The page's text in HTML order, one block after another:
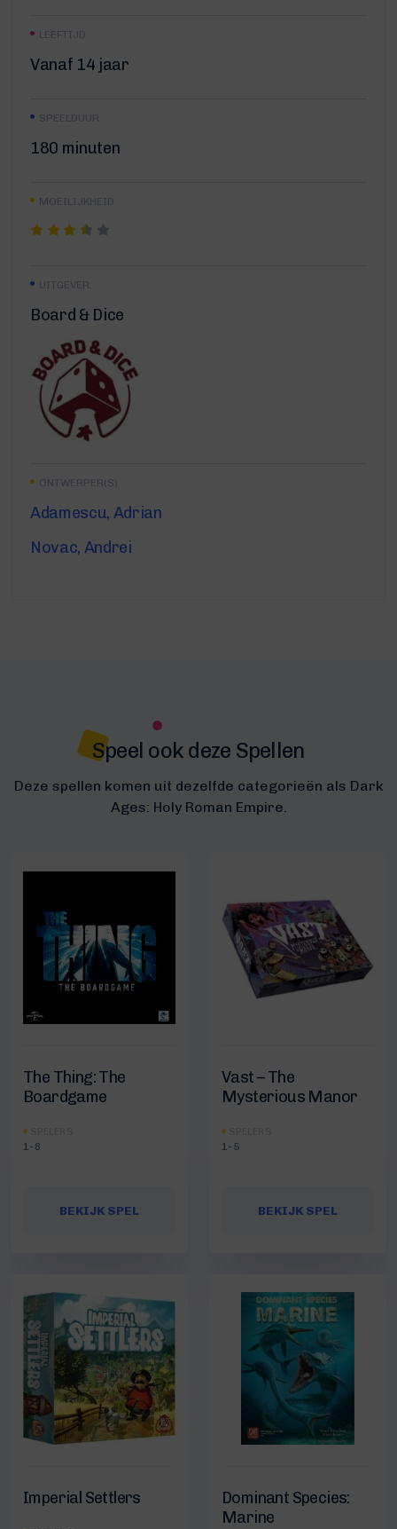
LEEFTIJD
Vanaf 14 jaar
SPEELDUUR
180 minuten
MOEILIJKHEID
UITGEVER:
Board & Dice
ONTWERPER(S)
Adamescu, Adrian
Novac, Andrei
Speel ook deze Spellen
Deze spellen komen uit dezelfde categorieën als Dark
Ages: Holy Roman Empire.
The Thing: The
Boardgame
1-8
BEKIJK SPEL
Vast – The
Mysterious Manor
1-5
BEKIJK SPEL
Imperial Settlers
Dominant Species:
Marine